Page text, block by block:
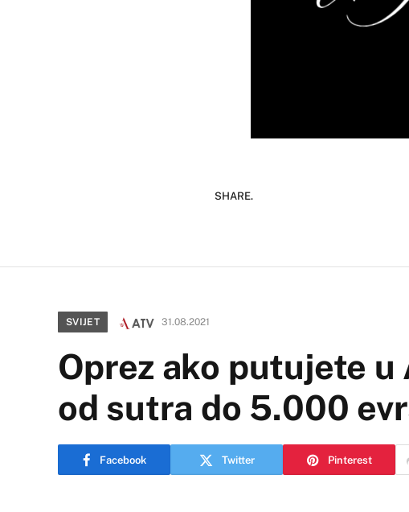
SHARE.
SVIJET 31.08.2021
Oprez ako putujete
od sutra do 5.000
Facebook Twitter Pinterest